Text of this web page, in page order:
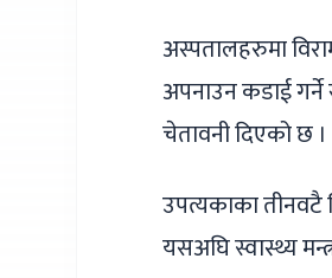
अस्पतालहरुमा
अपनाउन कडाई गर्ने
चेतावनी दिएको छ ।
उपत्यकाका तीनवटै
यसअघि स्वास्थ्य